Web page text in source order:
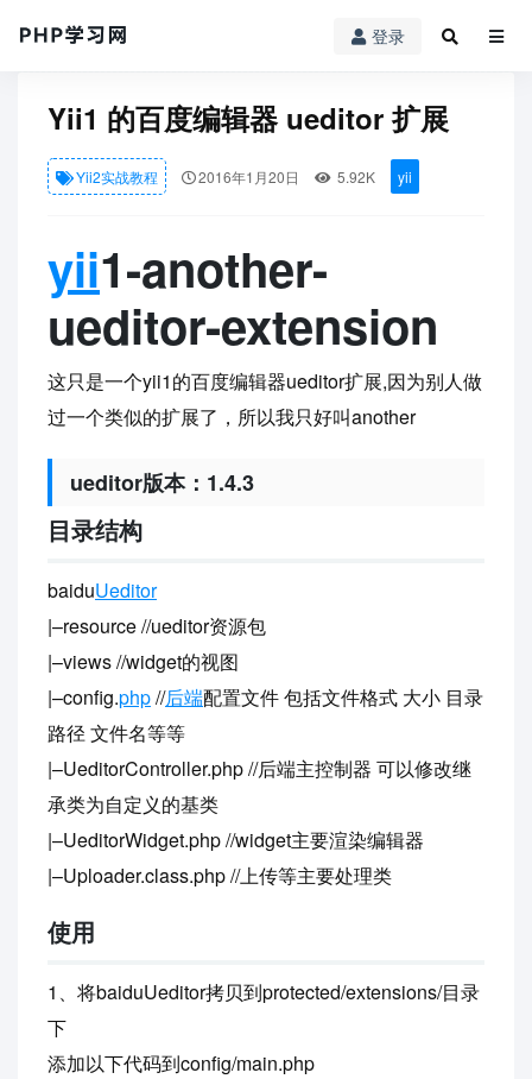
登录
PHP学习网 » Yii1 的百度编辑器 ueditor 扩展
Yii1 的百度编辑器 ueditor 扩展
Yii2实战教程 2016年1月20日 5.92K yii
yii1-another-
ueditor-extension
这只是一个yii1的百度编辑器ueditor扩展,因为别人做
过一个类似的扩展了，所以我只好叫another
ueditor版本：1.4.3
目录结构
baiduUeditor
|–resource //ueditor资源包
|–views //widget的视图
|–config.php//后端配置文件 包括文件格式 大小 目录
路径 文件名等等
|–UeditorController.php //后端主控制器 可以修改继
承类为自定义的基类
|–UeditorWidget.php //widget主要渲染编辑器
|–Uploader.class.php //上传等主要处理类
使用
1、将baiduUeditor拷贝到protected/extensions/目录
下
添加以下代码到config/main.php